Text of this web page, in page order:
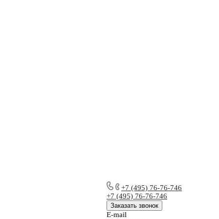
+7 (495) 76-76-746
+7 (495) 76-76-746
Заказать звонок
E-mail